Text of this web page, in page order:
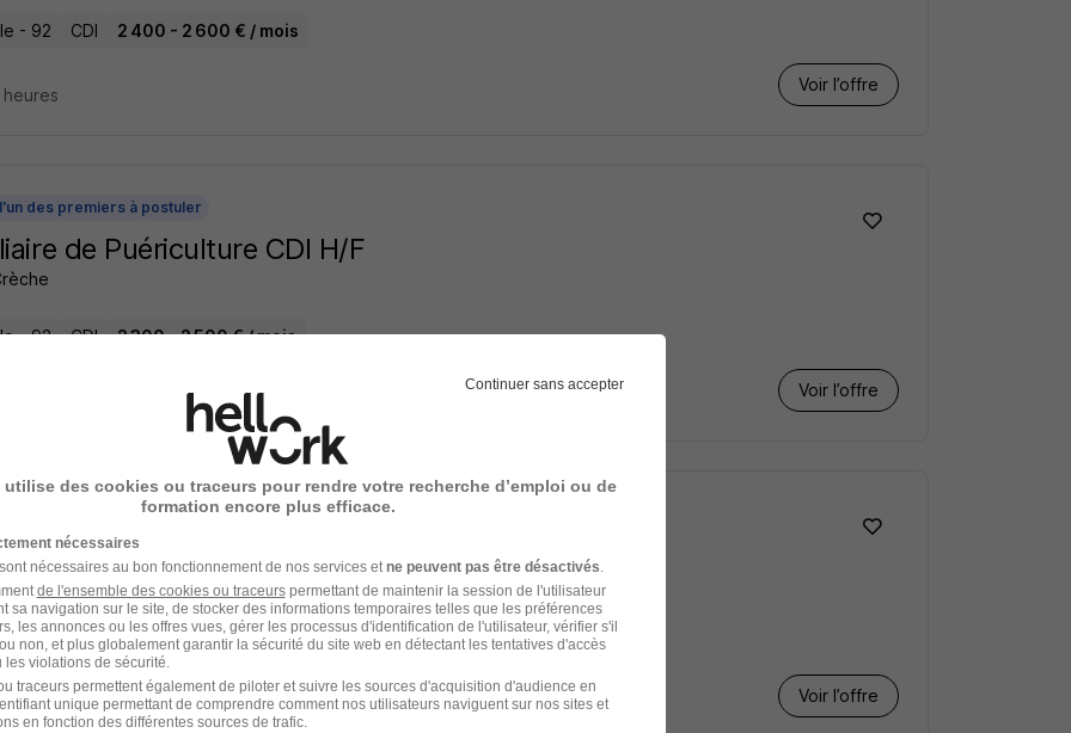
- 92 CDI 2 400 - 2 600 € / mois
Voir l’offre
des premiers à postuler
de Puériculture CDI H/F
- 92 CDI 2 300 - 2 500 € / mois
Voir l’offre
l'un des premiers à postuler
Micro Crèche CDD Villiers H/F
sur-Marne - 94 CDD 2 500 - 2 700 € / mois 5 mois
Voir l’offre
Continuer sans accepter
utilise des cookies ou traceurs pour rendre votre recherche d’emploi ou de
formation encore plus efficace.
nécessaires
nécessaires au bon fonctionnement de nos services et ne peuvent pas être désactivés
de l'ensemble des cookies ou traceurspermettant de maintenir la session de l'utilisateur
sa navigation sur le site, de stocker des informations temporaires telles que les préférences
les annonces ou les offres vues, gérer les processus d'identification de l'utilisateur, vérifier s'il
non, et plus globalement garantir la sécurité du site web en détectant les tentatives d'accès
violations de sécurité.
traceurs permettent également de piloter et suivre les sources d'acquisition d'audience en
unique permettant de comprendre comment nos utilisateurs naviguent sur nos sites et
en fonction des différentes sources de trafic.